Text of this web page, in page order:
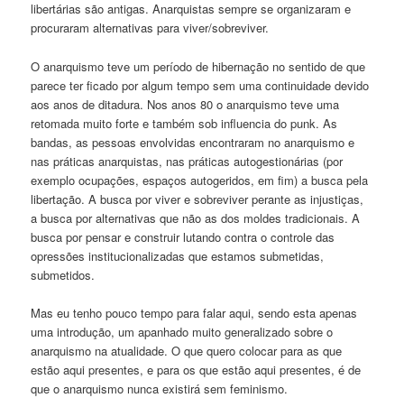
libertárias são antigas. Anarquistas sempre se organizaram e
procuraram alternativas para viver/sobreviver.
O anarquismo teve um período de hibernação no sentido de que
parece ter ficado por algum tempo sem uma continuidade devido
aos anos de ditadura. Nos anos 80 o anarquismo teve uma
retomada muito forte e também sob influencia do punk. As
bandas, as pessoas envolvidas encontraram no anarquismo e
nas práticas anarquistas, nas práticas autogestionárias (por
exemplo ocupações, espaços autogeridos, em fim) a busca pela
libertação. A busca por viver e sobreviver perante as injustiças,
a busca por alternativas que não as dos moldes tradicionais. A
busca por pensar e construir lutando contra o controle das
opressões institucionalizadas que estamos submetidas,
submetidos.
Mas eu tenho pouco tempo para falar aqui, sendo esta apenas
uma introdução, um apanhado muito generalizado sobre o
anarquismo na atualidade. O que quero colocar para as que
estão aqui presentes, e para os que estão aqui presentes, é de
que o anarquismo nunca existirá sem feminismo.